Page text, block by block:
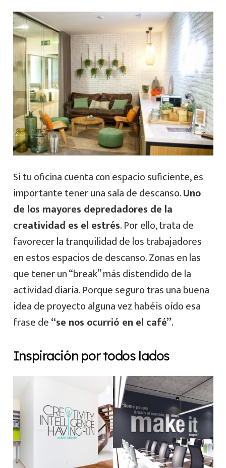
Si tu oficina cuenta con espacio suficiente, es
importante tener una sala de descanso.Uno
de los mayores depredadores de la
creatividad es el estrés. Por ello, trata de
favorecer la tranquilidad de los trabajadores
en estos espacios de descanso. Zonas en las
que tener un “break” más distendido de la
actividad diaria. Porque seguro tras una buena
idea de proyecto alguna vez habéis oído esa
frase de“se nos ocurrió en el café”.
Inspiración por todos lados